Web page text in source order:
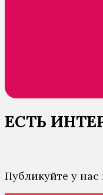
ЕСТЬ
Публикуйте у нас